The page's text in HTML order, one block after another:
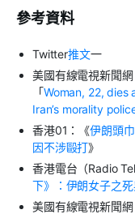
參考資料
Twitter推文一
美國有線電視新聞
「Woman, 22, dies
Iran’s morality
香港01：《伊朗頭
因不涉毆打》
香港電台（Radio
下》：伊朗女子之
美國有線電視新聞